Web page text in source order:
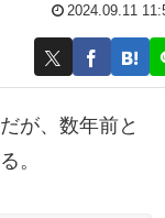
2024.09.11
が、数年前と
。